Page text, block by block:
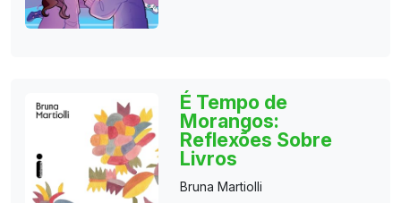
É Tempo de
Morangos:
Reflexões Sobre
Livros
Bruna Martiolli